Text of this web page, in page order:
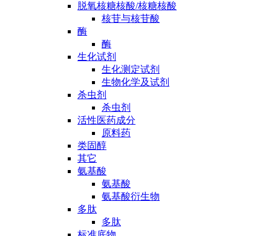
脱氧核糖核酸/核糖核酸
核苷与核苷酸
酶
酶
生化试剂
生化测定试剂
生物化学及试剂
杀虫剂
杀虫剂
活性医药成分
原料药
类固醇
其它
氨基酸
氨基酸
氨基酸衍生物
多肽
多肽